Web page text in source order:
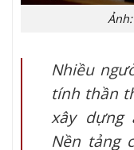
Nhiều
tính thần
xây dựng
Nền tảng